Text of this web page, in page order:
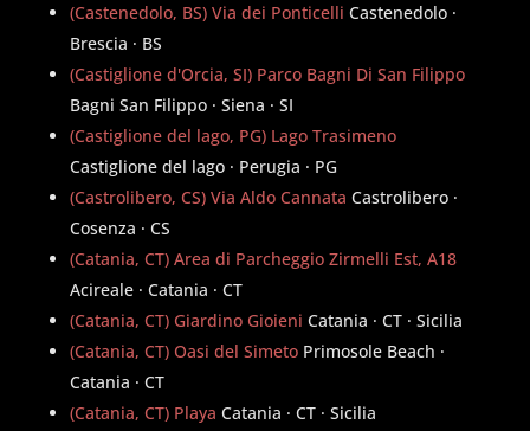
(Castenedolo, BS) Via dei Ponticelli Castenedolo ·
Brescia · BS
(Castiglione d'Orcia, SI) Parco Bagni Di San Filippo
Bagni San Filippo · Siena · SI
(Castiglione del lago, PG) Lago Trasimeno
Castiglione del lago · Perugia · PG
(Castrolibero, CS) Via Aldo Cannata Castrolibero ·
Cosenza · CS
(Catania, CT) Area di Parcheggio Zirmelli Est, A18
Acireale · Catania · CT
(Catania, CT) Giardino Gioieni Catania · CT · Sicilia
(Catania, CT) Oasi del Simeto Primosole Beach ·
Catania · CT
(Catania, CT) Playa Catania · CT · Sicilia